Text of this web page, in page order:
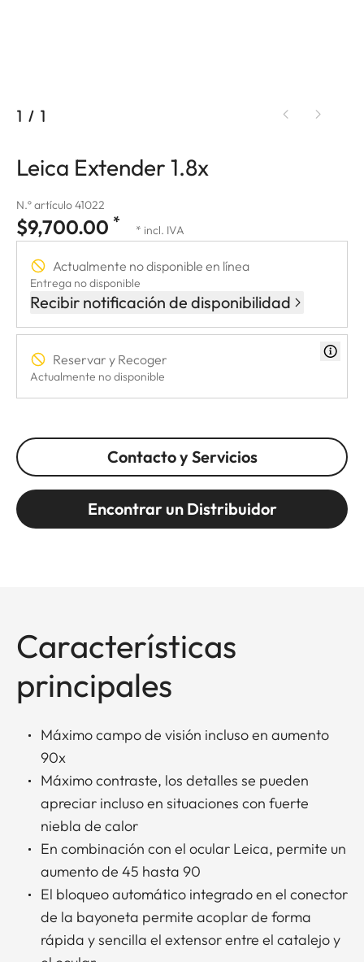
1 / 1
Leica Extender 1.8x
N.º artículo 41022
$9,700.00 * * incl. IVA
Actualmente no disponible en línea
Entrega no disponible
Recibir notificación de disponibilidad
Reservar y Recoger
Actualmente no disponible
Contacto y Servicios
Encontrar un Distribuidor
Características
principales
Máximo campo de visión incluso en aumento
90x
Máximo contraste, los detalles se pueden
apreciar incluso en situaciones con fuerte
niebla de calor
En combinación con el ocular Leica, permite un
aumento de 45 hasta 90
El bloqueo automático integrado en el conector
de la bayoneta permite acoplar de forma
rápida y sencilla el extensor entre el catalejo y